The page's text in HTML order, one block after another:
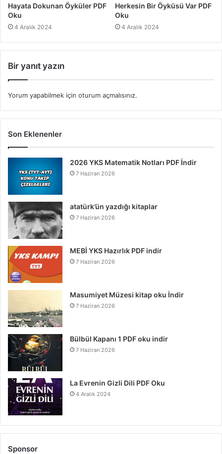
Hayata Dokunan Öyküler PDF
Oku
4 Aralık 2024
Herkesin Bir Öyküsü Var PDF
Oku
4 Aralık 2024
Bir yanıt yazın
Yorum yapabilmek için oturum açmalısınız.
Son Eklenenler
2026 YKS Matematik Notları PDF İndir
7 Haziran 2026
atatürk’ün yazdığı kitaplar
7 Haziran 2026
MEBİ YKS Hazırlık PDF indir
7 Haziran 2026
Masumiyet Müzesi kitap oku İndir
7 Haziran 2026
Bülbül Kapanı 1 PDF oku indir
7 Haziran 2026
La Evrenin Gizli Dili PDF Oku
4 Aralık 2024
Sponsor